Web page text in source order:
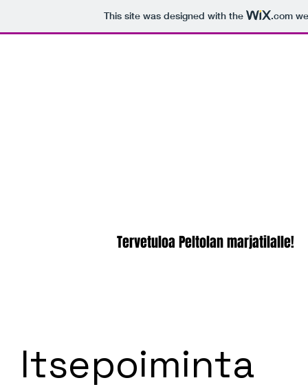
This site was designed with the .com
Tervetuloa Peltolan marjatilalle!
Itsepoiminta